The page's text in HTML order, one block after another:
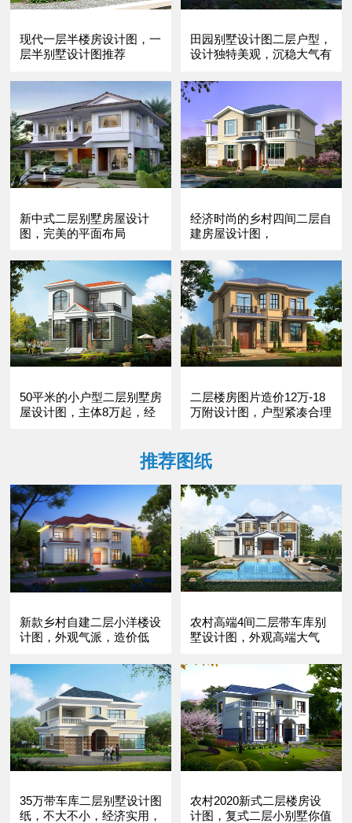
现代一层半楼房设计图，一
层半别墅设计图推荐
田园别墅设计图二层户型，
设计独特美观，沉稳大气有
新中式二层别墅房屋设计
图，完美的平面布局
经济时尚的乡村四间二层自
建房屋设计图，
50平米的小户型二层别墅房
屋设计图，主体8万起，经
二层楼房图片造价12万-18
万附设计图，户型紧凑合理
推荐图纸
新款乡村自建二层小洋楼设
计图，外观气派，造价低
农村高端4间二层带车库别
墅设计图，外观高端大气
35万带车库二层别墅设计图
纸，不大不小，经济实用，
农村2020新式二层楼房设
计图，复式二层小别墅你值